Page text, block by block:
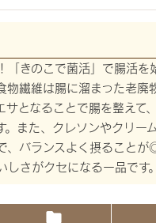
「きのこで菌活」で腸活を
物繊維は腸に溜まった老廃
サとなることで腸を整えて
。また、クレソンやクリー
、バランスよく摂ること
さがクセになる一品です。